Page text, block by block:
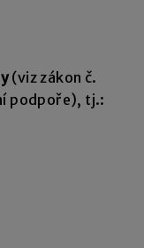
(viz zákon č.
podpoře), tj.: